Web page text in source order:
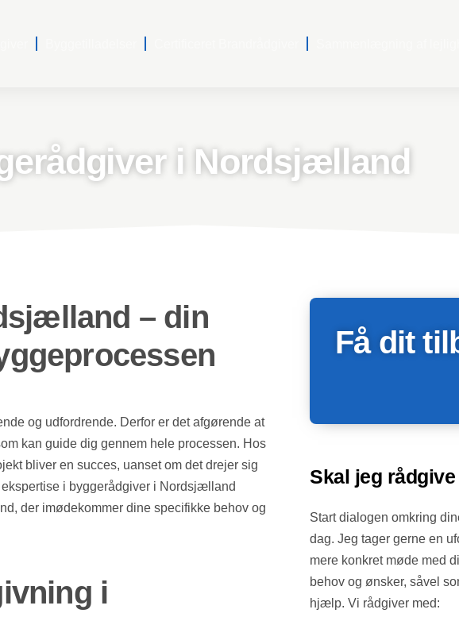
i Nordsjælland
– din
og udfordrende. Derfor er det afgørende at
kan guide dig gennem hele processen. Hos
bliver en succes, uanset om det drejer sig
i byggerådgiver i Nordsjælland
der imødekommer dine specifikke behov og
i
Få dit
Skal jeg
Start dialogen omkring
dag. Jeg tager gerne en
mere konkret møde med
behov og ønsker, såvel
hjælp. Vi rådgiver med: